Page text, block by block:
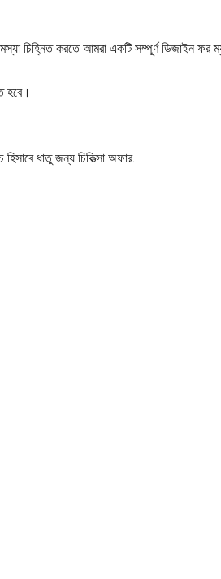
চিহ্নিত করতে আমরা একটি সম্পূর্ণ ডিজাইন ফর
হবে।
ধাতু জন্য চিকিত্সা অফার.